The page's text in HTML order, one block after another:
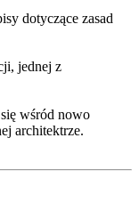
dotyczące zasad
jednej z
wśród nowo
architektrze.